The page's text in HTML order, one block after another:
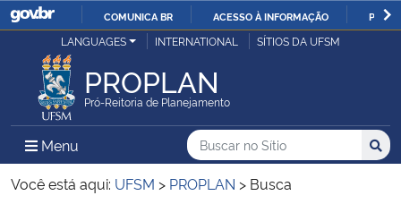
IR
O
COMUNICA BR ACESSO À INFORMAÇÃO
Ministério da Justiça e Segurança Pública
Ministério da Defesa
Ministério das Relações Exteriores
LANGUAGES INTERNATIONAL SÍTIOS DA UFSM
PROPLAN
Pró-Reitoria de Planejamento
Menu Menu Principal do Sítio
Busca
Buscar no no Sítio
Busca:
Você está aqui: UFSM > PROPLAN > Busca